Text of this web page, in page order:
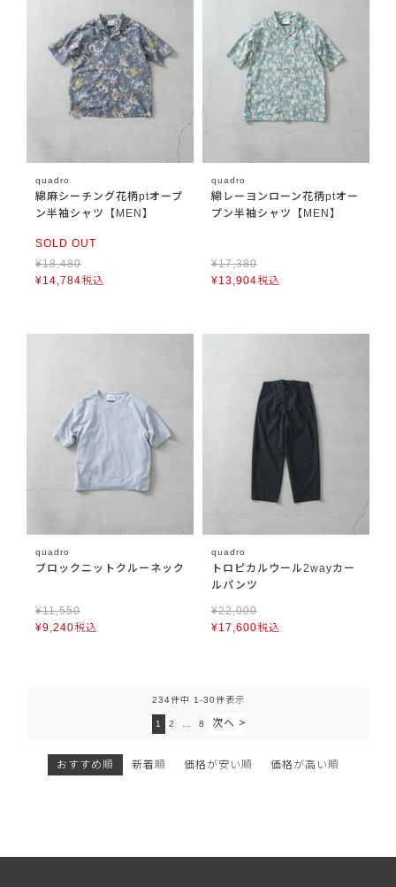
quadro
綿麻シーチング花柄ptオープ
ン半袖シャツ【MEN】
SOLD OUT
¥18,480
¥14,784税込
quadro
綿レーヨンローン花柄ptオー
プン半袖シャツ【MEN】
¥17,380
¥13,904税込
quadro
ブロックニットクルーネック
¥11,550
¥9,240税込
quadro
トロピカルウール2wayカー
ルパンツ
¥22,000
¥17,600税込
おすすめ順 新着順 価格が安い順 価格が高い順
234件中 1 -30件表示
1 2 8